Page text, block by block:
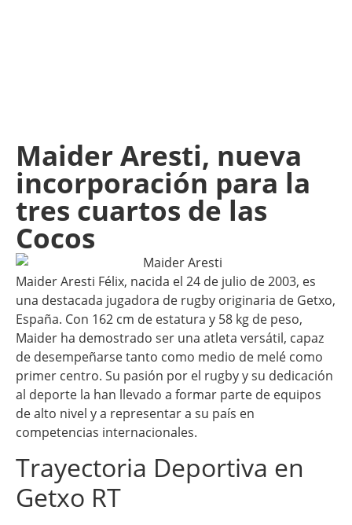
Maider Aresti, nueva
incorporación para la
tres cuartos de las
Cocos
Maider Aresti Félix, nacida el 24 de julio de 2003, es
una destacada jugadora de rugby originaria de Getxo,
España. Con 162 cm de estatura y 58 kg de peso,
Maider ha demostrado ser una atleta versátil, capaz
de desempeñarse tanto como medio de melé como
primer centro. Su pasión por el rugby y su dedicación
al deporte la han llevado a formar parte de equipos
de alto nivel y a representar a su país en
competencias internacionales.
Trayectoria Deportiva en
Getxo RT